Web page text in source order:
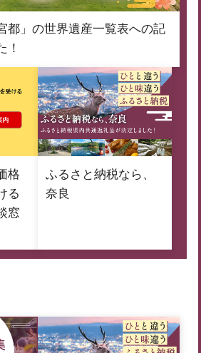
都」の世界遺産一覧表への記
！
格
る
窓
ふるさと納税なら、
奈良